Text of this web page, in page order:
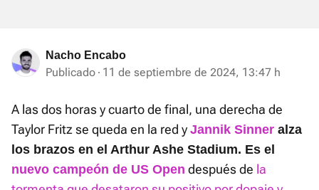
Nacho Encabo
Publicado 11 de septiembre de 2024, 13:47 h
A las dos horas y cuarto de final, una derecha de
Taylor Fritz se queda en la red y Jannik Sinner alza
los brazos en el Arthur Ashe Stadium. Es el
nuevo campeón de US Open después de la